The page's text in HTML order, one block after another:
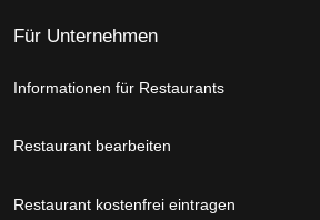
Für Unternehmen
Informationen für Restaurants
Restaurant bearbeiten
Restaurant kostenfrei eintragen